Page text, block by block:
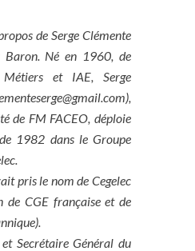
de Serge Clémente
Né en 1960, de
et IAE, Serge
de FM FACEO, déploie
1982 dans le Groupe
pris le nom de Cegelec
de CGE française et de
Secrétaire Général du